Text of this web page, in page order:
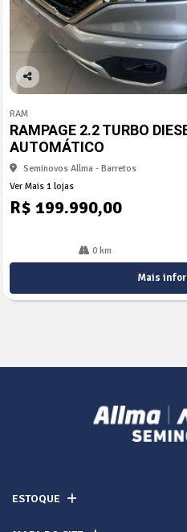
Co
arti
lhe
RAM
RAMPAGE 2.2 TURBO
AUTOMÁTICO
Seminovos Allma - Barretos
Ver Mais 1 lojas
R$ 199.990,00
0 km
Mais
ESTOQUE